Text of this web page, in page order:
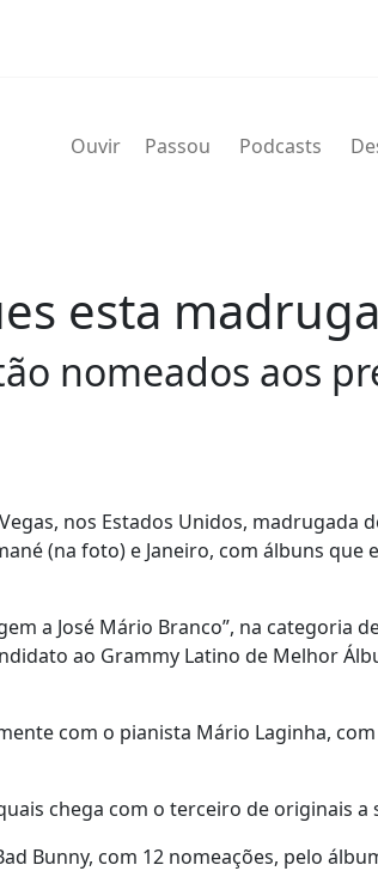
Ouvir Passou Podcasts
esta
nomeados aos
nos Estados Unidos, madrugada
(na foto) e Janeiro, com álbuns que
a José Mário Branco”, na categoria
ao Grammy Latino de Melhor
com o pianista Mário Laginha,
chega com o terceiro de originais a
Bunny, com 12 nomeações, pelo